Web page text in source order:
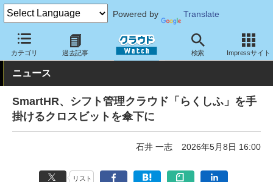
Powered by Translate
カテゴリ 過去記事 検索 Impressサイト
クラウド Watch トピック 業界動向
ニュース
SmartHR、シフト管理クラウド「らくしふ」を手
掛けるクロスビットを傘下に
石井 一志 2026年5月8日 16:00
リスト